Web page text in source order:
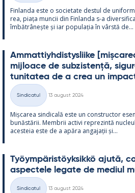
Fin­landa este o socie­tate des­tul de
rea, piața muncii din Fin­landa s-a
îmbătrâ­nește și iar po­pu­lația în vârstă de...
Am­mat­tiyh­dis­tys­liike
mij­loace de subzis­tență,
tu­ni­ta­tea de a crea un
Categorii
Sindicatul
13 august 2024
Mișca­rea sin­dicală este un con­struc­tor
bunăstă­rii. Mem­brii ac­tivi reprezintă
aces­teia este de a apăra an­ga­jații și...
Työym­pä­ris­töyk­sikkö ajută,
as­pec­tele le­gate de me­diul
Sindicatul
13 august 2024